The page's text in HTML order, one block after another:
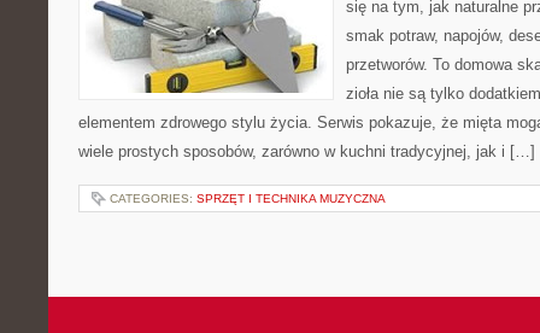
się na tym, jak naturalne
smak potraw, napojów,
przetworów. To domowa
zioła nie są tylko
elementem zdrowego stylu życia. Serwis pokazuje, że mięta
wiele prostych sposobów, zarówno w kuchni tradycyjnej, jak i […]
CATEGORIES: SPRZĘT I TECHNIKA MUZYCZNA